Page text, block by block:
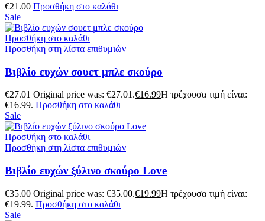
€21.00 Προσθήκη στο καλάθι
Sale
Προσθήκη στο καλάθι
Προσθήκη στη λίστα επιθυμιών
Βιβλίο ευχών σουετ μπλε σκούρο
€27.01 Original price was: €27.01.€16.99Η τρέχουσα τιμή είναι:
€16.99. Προσθήκη στο καλάθι
Sale
Προσθήκη στο καλάθι
Προσθήκη στη λίστα επιθυμιών
Βιβλίο ευχών ξύλινο σκούρο Love
€35.00 Original price was: €35.00.€19.99Η τρέχουσα τιμή είναι:
€19.99. Προσθήκη στο καλάθι
Sale